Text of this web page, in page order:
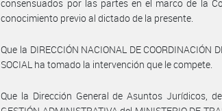
consensuados por las partes en el marco de la
conocimiento previo al dictado de la presente.
Que la DIRECCIÓN NACIONAL DE COORDINACIÓN
SOCIAL ha tomado la intervención que le compete.
Que la Dirección General de Asuntos Jurídicos,